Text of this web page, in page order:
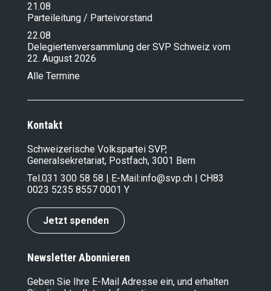
21.08
Parteileitung / Parteivorstand
22.08
Delegiertenversammlung der SVP Schweiz vom
22. August 2026
Alle Termine
Kontakt
Schweizerische Volkspartei SVP,
Generalsekretariat, Postfach, 3001 Bern
Tel.031 300 58 58 | E-Mail:info@svp.ch | CH83
0023 5235 8557 0001 Y
Jetzt spenden
Newsletter Abonnieren
Geben Sie Ihre E-Mail Adresse ein, und erhalten